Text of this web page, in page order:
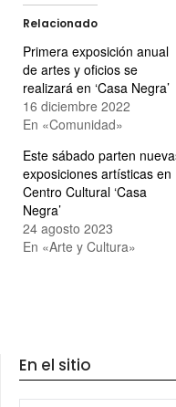
Relacionado
Primera exposición anual
de artes y oficios se
realizará en ‘Casa Negra’
16 diciembre 2022
En «Comunidad»
Este sábado parten
exposiciones artísticas en
Centro Cultural ‘Casa
Negra’
24 agosto 2023
En «Arte y Cultura»
En el sitio